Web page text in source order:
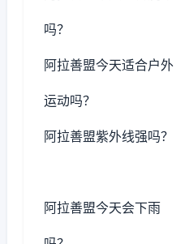
吗？
阿拉善盟今天适合户外
运动吗？
阿拉善盟紫外线强吗？
阿拉善盟今天会下雨